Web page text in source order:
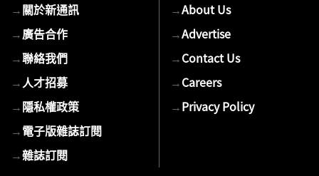
→關於新通訊
→廣告合作
→聯絡我們
→人才招募
→隱私權政策
→電子版雜誌訂閱
→雜誌訂閱
→About Us
→Advertise
→Contact Us
→Careers
→Privacy Policy